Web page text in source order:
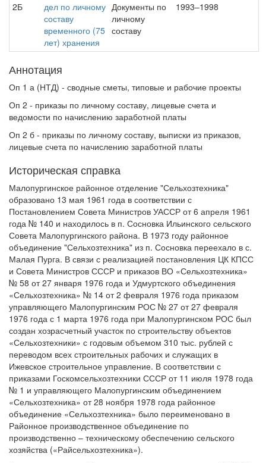
2Б
дел по личному
составу
временного (75
лет) хранения
Документы по
личному
составу
1993–1998
Аннотация
Оп 1 а (НТД) - сводные сметы, типовые и рабочие проекты
Оп 2 - приказы по личному составу, лицевые счета и
ведомости по начислению заработной платы
Оп 2 б - приказы по личному составу, выписки из приказов,
лицевые счета по начислению заработной платы
Историческая справка
Малопургинское районное отделение "Сельхозтехника"
образовано 13 мая 1961 года в соответствии с
Постановлением Совета Министров УАССР от 6 апреля 1961
года № 140 и находилось в п. Сосновка Ильинского сельского
Совета Малопургинского района. В 1973 году районное
объединение "Сельхозтехника" из п. Сосновка переехало в с.
Малая Пурга. В связи с реализацией постановления ЦК КПСС
и Совета Министров СССР и приказов ВО «Сельхозтехника»
№ 58 от 27 января 1976 года и Удмуртского объединения
«Сельхозтехника» № 14 от 2 февраля 1976 года приказом
управляющего Малопургинским РОС № 27 от 27 февраля
1976 года с 1 марта 1976 года при Малопургинском РОС был
создан хозрасчетный участок по строительству объектов
«Сельхозтехники» с годовым объемом 310 тыс. рублей с
переводом всех строительных рабочих и служащих в
Ижевское строительное управление. В соответствии с
приказами Госкомсельхозтехники СССР от 11 июля 1978 года
№ 1 и управляющего Малопургинским объединением
«Сельхозтехника» от 28 ноября 1978 года районное
объединение «Сельхозтехника» было переименовано в
Районное производственное объединение по
производственно – техническому обеспечению сельского
хозяйства («Райсельхозтехника»).